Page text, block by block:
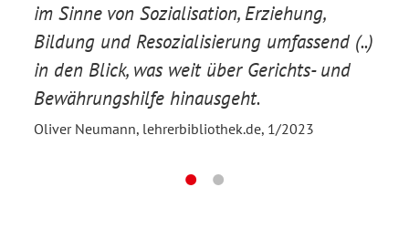
im Sinne von Sozialisation, Erziehung,
Bildung und Resozialisierung umfassend (..)
in den Blick, was weit über Gerichts- und
Bewährungshilfe hinausgeht.
Oliver Neumann, lehrerbibliothek.de, 1/2023